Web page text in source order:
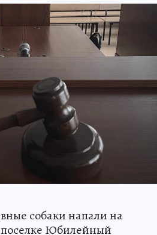
собаки напали на
поселке Юбилейный